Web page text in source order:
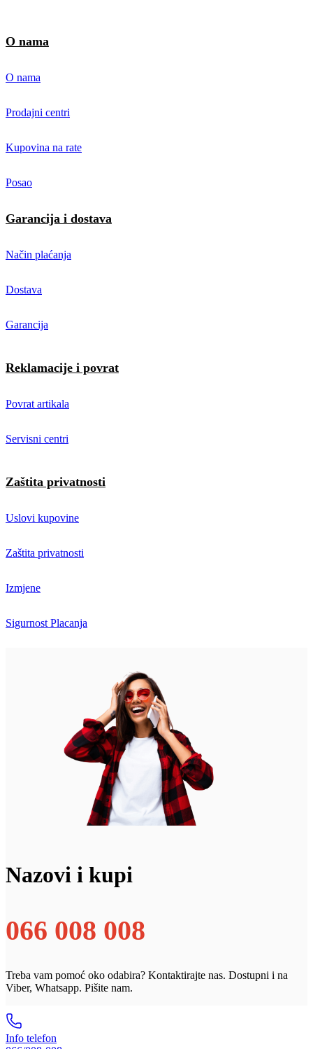
O nama
O nama
Prodajni centri
Kupovina na rate
Posao
Garancija i dostava
Način plaćanja
Dostava
Garancija
Reklamacije i povrat
Povrat artikala
Servisni centri
Zaštita privatnosti
Uslovi kupovine
Zaštita privatnosti
Izmjene
Sigurnost Placanja
Nazovi i kupi
066 008 008
Treba vam pomoć oko odabira? Kontaktirajte nas. Dostupni i na
Viber, Whatsapp. Pišite nam.
Info telefon